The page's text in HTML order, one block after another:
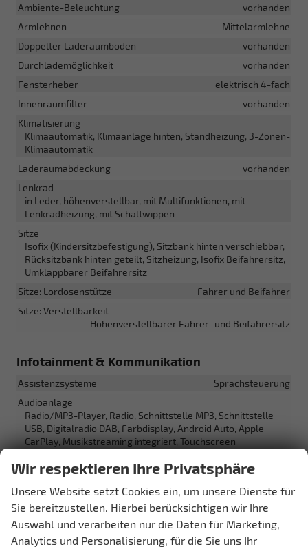
Ambiente-Beleuchtung
vorhanden
Armlehnen
Mittelarmlehne
Doppelter Laderaumboden
vorhanden
Durchlademöglichkeit
vorhanden
Fensterheber
elektrisch 4-fach
Innenraumfilter
vorhanden
Klimatisierung
Klimaautomatik, Klimaanlage hinten, Standheizung, 3-Zonen-
Klimaautomatik
Laderaumabdeckung
vorhanden
Lenkrad
in Leder, höhenverstellbar, mit Multifunktionen, mit
Lenkradheizung, mit Schaltwippen
Sitze
Isofix (Kindersitzbefestigung), Sitzbank hinten verschiebbar,
Rücksitzbank hinten geteilt, Sitzheizung, Isofix Beifahrersitz,
Umklappbarer Beifahrersitz
Sitze: Lordosenstütze
Fahrer und Beifahrer
Sitze: Verstellbarkeit
Höhenverstellbarer Fahrer- und Beifahrersitz
Infotainment & Kommunikation
Assistenzsysteme
Sprachsteuerung
Audioanlage
Radio/MP3-Player, Radio, Schnittstelle MP3, Schnittstelle
USB, Digitalradio DAB, Farbdisplay, Android Auto, Apple
CarPlay, Musikstreaming integriert, Touchscreen
Bordcomputer
Internetanbindung
vorhanden
Navigationssystem
Navigation, Navigationsvorbereitung
Telefon
Freisprecheinrichtung, Bluetooth
Wir respektieren Ihre Privatsphäre
Unsere Website setzt Cookies ein, um unsere Dienste für
Sie bereitzustellen. Hierbei berücksichtigen wir Ihre
Auswahl und verarbeiten nur die Daten für Marketing,
Analytics und Personalisierung, für die Sie uns Ihr